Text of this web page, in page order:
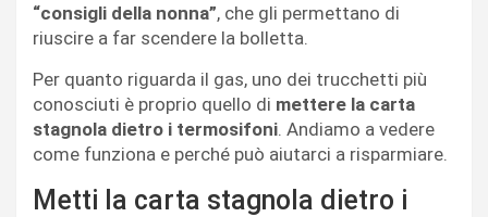
“consigli della nonna”, che gli permettano di
riuscire a far scendere la bolletta.
Per quanto riguarda il gas, uno dei trucchetti più
conosciuti è proprio quello di mettere la carta
stagnola dietro i termosifoni. Andiamo a vedere
come funziona e perché può aiutarci a risparmiare.
Metti la carta stagnola dietro i